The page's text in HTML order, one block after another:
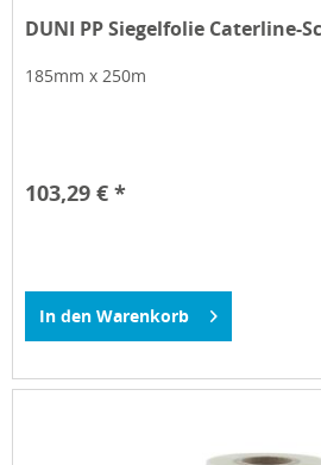
DUNI PP Siegelfolie Caterline-
185mm x 250m
103,29 € *
In den Warenkorb